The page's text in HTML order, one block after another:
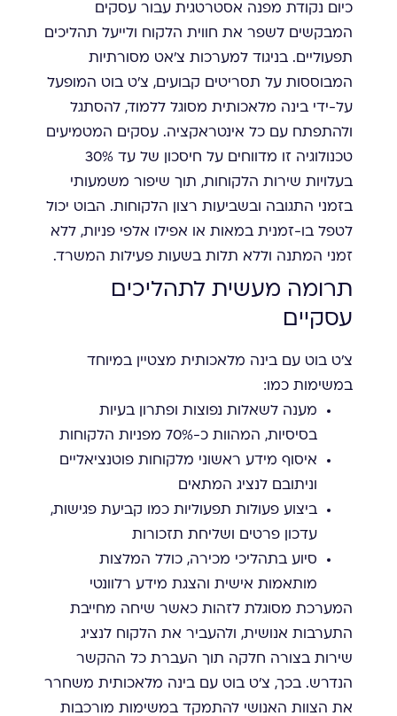
כיום נקודת מפנה אסטרטגית עבור עסקים
המבקשים לשפר את חווית הלקוח ולייעל תהליכים
תפעוליים. בניגוד למערכות צ'אט מסורתיות
המבוססות על תסריטים קבועים, צ'ט בוט המופעל
על-ידי בינה מלאכותית מסוגל ללמוד, להסתגל
ולהתפתח עם כל אינטראקציה. עסקים המטמיעים
טכנולוגיה זו מדווחים על חיסכון של עד 30%
בעלויות שירות הלקוחות, תוך שיפור משמעותי
בזמני התגובה ובשביעות רצון הלקוחות. הבוט יכול
לטפל בו-זמנית במאות או אפילו אלפי פניות, ללא
זמני המתנה וללא תלות בשעות פעילות המשרד.
תרומה מעשית לתהליכים
עסקיים
צ'ט בוט עם בינה מלאכותית מצטיין במיוחד
במשימות כמו:
מענה לשאלות נפוצות ופתרון בעיות
בסיסיות, המהוות כ-70% מפניות הלקוחות
איסוף מידע ראשוני מלקוחות פוטנציאליים
וניתובם לנציג המתאים
ביצוע פעולות תפעוליות כמו קביעת פגישות,
עדכון פרטים ושליחת תזכורות
סיוע בתהליכי מכירה, כולל המלצות
מותאמות אישית והצגת מידע רלוונטי
המערכת מסוגלת לזהות כאשר שיחה מחייבת
התערבות אנושית, ולהעביר את הלקוח לנציג
שירות בצורה חלקה תוך העברת כל ההקשר
הנדרש. בכך, צ'ט בוט עם בינה מלאכותית משחרר
את הצוות האנושי להתמקד במשימות מורכבות